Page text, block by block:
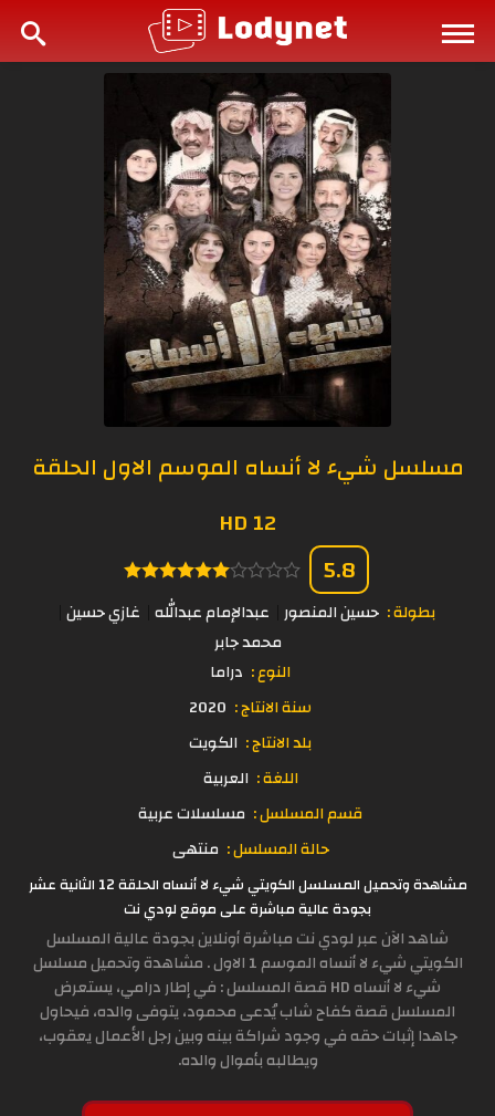
مسلسل شيء لا أنساه الموسم الاول الحلقة
12 HD
5.8
بطولة : حسين المنصور عبدالإمام عبدالله غازي حسين
محمد جابر
النوع : دراما
سنة الانتاج : 2020
بلد الانتاج : الكويت
اللغة : العربية
قسم المسلسل : مسلسلات عربية
حالة المسلسل : منتهى
مشاهدة وتحميل المسلسل الكويتي شيء لا أنساه الحلقة 12 الثانية عشر
بجودة عالية مباشرة على موقع لودي نت
شاهد الآن عبر لودي نت مباشرة أونلاين بجودة عالية المسلسل
الكويتي شيء لا أنساه الموسم 1 الاول . مشاهدة وتحميل مسلسل
شيء لا أنساه HD قصة المسلسل : في إطار درامي، يستعرض
المسلسل قصة كفاح شاب يُدعى محمود، يتوفى والده، فيحاول
جاهدا إثبات حقه في وجود شراكة بينه وبين رجل الأعمال يعقوب،
ويطالبه بأموال والده.